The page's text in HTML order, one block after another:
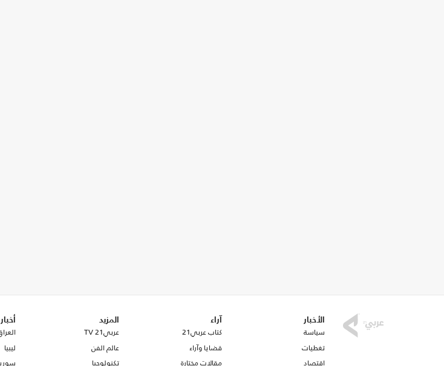
الأخبار
سياسة
تغطيات
اقتصاد
آراء
كتاب عربي21
قضايا وآراء
مقالات مختارة
المزيد
عربي21 TV
عالم الفن
تكنولوجيا
ليبيا